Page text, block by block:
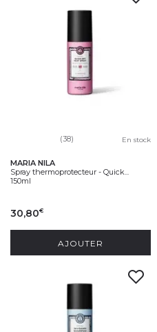
(38) En stock
MARIA NILA
Spray thermoprotecteur - Quick...
150ml
30,80€
AJOUTER